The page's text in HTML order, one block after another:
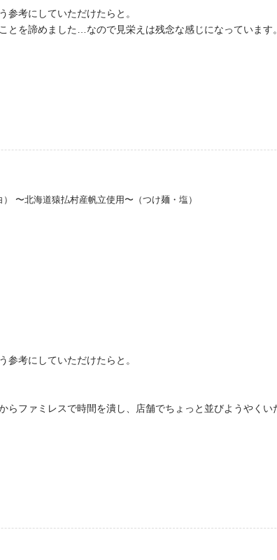
参考にしていただけたらと。
とを諦めました…なので見栄えは残念な感じになっています。
〜北海道猿払村産帆立使用〜（つけ麺・塩）
参考にしていただけたらと。
らファミレスで時間を潰し、店舗でちょっと並びようやく